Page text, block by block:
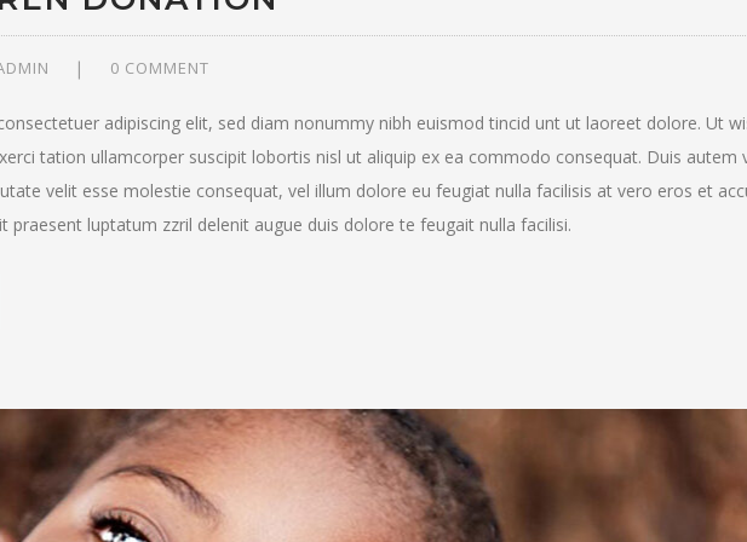
0 COMMENT
adipiscing elit, sed diam nonummy nibh euismod tincid unt ut laoreet dolore. Ut
tation ullamcorper suscipit lobortis nisl ut aliquip ex ea commodo consequat. Duis autem
velit esse molestie consequat, vel illum dolore eu feugiat nulla facilisis at vero eros et
praesent luptatum zzril delenit augue duis dolore te feugait nulla facilisi.